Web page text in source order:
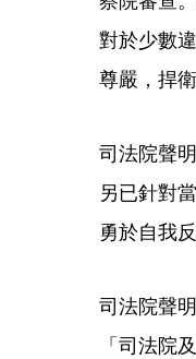
對於少數
尊嚴，捍
司法院聲
另已針對
勇於自我
司法院聲
「司法院